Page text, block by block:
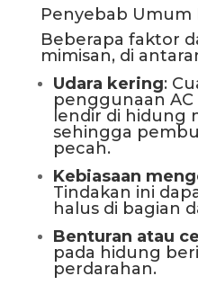
Penyebab Umum
Beberapa faktor
mimisan, di
Udara kering:
penggunaan
lendir di hidung
sehingga
pecah.
Kebiasaan
Tindakan ini
halus di bagian
Benturan atau
pada hidung
perdarahan.